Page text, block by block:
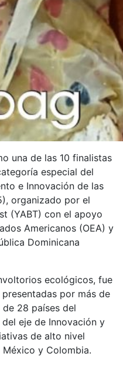
una de las 10 finalistas
especial del
e Innovación de las
organizado por el
(YABT) con el apoyo
Americanos (OEA) y
Dominicana
ecológicos, fue
por más de
de 28 países del
eje de Innovación y
de alto nivel
y Colombia.